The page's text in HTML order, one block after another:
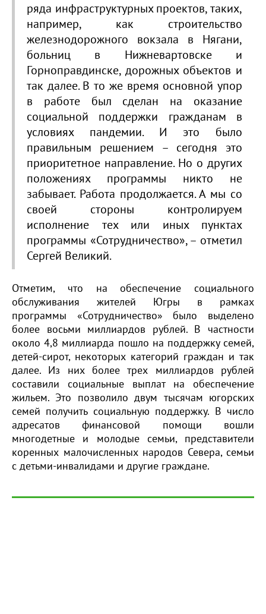
ряда инфраструктурных проектов, таких,
например, как строительство
железнодорожного вокзала в Нягани,
больниц в Нижневартовске и
Горноправдинске, дорожных объектов и
так далее. В то же время основной упор
в работе был сделан на оказание
социальной поддержки гражданам в
условиях пандемии. И это было
правильным решением – сегодня это
приоритетное направление. Но о других
положениях программы никто не
забывает. Работа продолжается. А мы со
своей стороны контролируем
исполнение тех или иных пунктах
программы «Сотрудничество», – отметил
Сергей Великий.
Отметим, что на обеспечение социального
обслуживания жителей Югры в рамках
программы «Сотрудничество» было выделено
более восьми миллиардов рублей. В частности
около 4,8 миллиарда пошло на поддержку семей,
детей-сирот, некоторых категорий граждан и так
далее. Из них более трех миллиардов рублей
составили социальные выплат на обеспечение
жильем. Это позволило двум тысячам югорских
семей получить социальную поддержку. В число
адресатов финансовой помощи вошли
многодетные и молодые семьи, представители
коренных малочисленных народов Севера, семьи
с детьми-инвалидами и другие граждане.